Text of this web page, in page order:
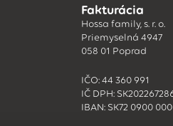
Fakturácia
Hossa family, s. r. o.
Priemyselná 4947
058 01 Poprad
IČO: 44 360 991
IČ DPH:
IBAN: SK72 0900